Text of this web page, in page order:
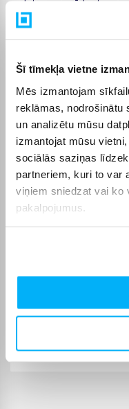
Šī tīmekļa vietne
Mēs izmantojam
reklāmas, nodrošinātu
un analizētu mūsu
izmantojat mūsu
sociālās saziņas
partneriem, kuri to var
viņiem sniedzat vai ko
pakalpojumus.
datiem, piegādes
nosacījumiem. Tas
vienādos maksājumos,
ērtāk, sadalot
nodrošināta visā Latvijā:
pasūtījumiem virs 499 €
kurjera piegāde maksā
piegādes termiņš
Izvēlēto preci no
norādītajā termiņā, lai
ērtā veidā.
Pircēju
Irina L.
Viss ļoti labi, atnāca pat